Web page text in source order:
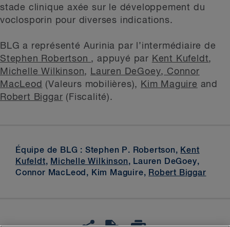
stade clinique axée sur le développement du
voclosporin pour diverses indications.
BLG a représenté Aurinia par l’intermédiaire de
Stephen Robertson , appuyé par Kent Kufeldt,
Michelle Wilkinson, Lauren DeGoey, Connor
MacLeod (Valeurs mobilières), Kim Maguire and
Robert Biggar (Fiscalité).
Équipe de BLG : Stephen P. Robertson, Kent
Kufeldt, Michelle Wilkinson, Lauren DeGoey,
Connor MacLeod, Kim Maguire, Robert Biggar